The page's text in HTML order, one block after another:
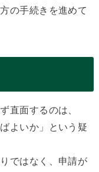
の手続きを進めて
直面するのは、
よいか」という疑
ではなく、申請が